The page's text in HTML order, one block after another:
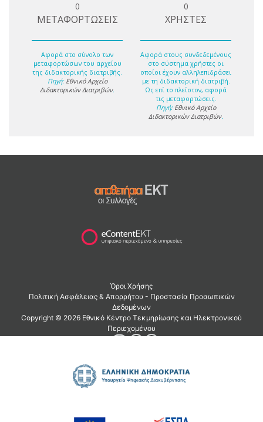
0
ΜΕΤΑΦΟΡΤΩΣΕΙΣ
Αφορά στο σύνολο των
μεταφορτώσων του αρχείου
της διδακτορικής διατριβής.
Πηγή: Εθνικό Αρχείο
Διδακτορικών Διατριβών.
0
ΧΡΗΣΤΕΣ
Αφορά στους συνδεδεμένους
στο σύστημα χρήστες οι
οποίοι έχουν αλληλεπιδράσει
με τη διδακτορική διατριβή.
Ως επί το πλείστον, αφορά
τις μεταφορτώσεις.
Πηγή: Εθνικό Αρχείο
Διδακτορικών Διατριβών.